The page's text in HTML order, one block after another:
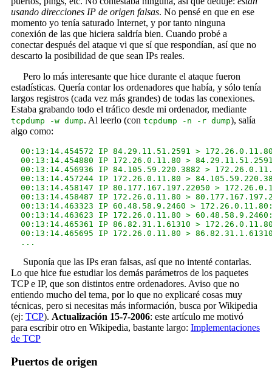
usando direcciones IP de origen falsas. No pensé en que en ese
momento yo tenía saturado Internet, y por tanto ninguna
conexión de las que hiciera saldría bien. Cuando probé a
conectar después del ataque vi que sí que respondían, así que no
descarto la posibilidad de que sean IPs reales.
Pero lo más interesante que hice durante el ataque fueron
estadísticas. Quería contar los ordenadores que había, y sólo tenía
largos registros (cada vez más grandes) de todas las conexiones.
Estaba grabando todo el tráfico desde mi ordenador, mediante
tcpdump -w dump. Al leerlo (con tcpdump -n -r dump), salía
algo como:
00:13:14.454572 IP 84.29.11.51.2591 >
00:13:14.454880 IP 172.26.0.11.80 >
00:13:14.456936 IP 84.105.59.220.3882 >
00:13:14.457244 IP 172.26.0.11.80 >
00:13:14.458147 IP 80.177.167.197.22050 >
00:13:14.458487 IP 172.26.0.11.80 >
00:13:14.463323 IP 60.48.58.9.2460 >
00:13:14.463623 IP 172.26.0.11.80 >
00:13:14.465361 IP 86.82.31.1.61310 >
00:13:14.465695 IP 172.26.0.11.80 >
Suponía que las IPs eran falsas, así que no intenté contarlas.
Lo que hice fue estudiar los demás parámetros de los paquetes
TCP e IP, que son distintos entre ordenadores. Aviso que no
entiendo mucho del tema, por lo que no explicaré cosas muy
técnicas, pero si necesitas más información, busca por Wikipedia
(ej: TCP). Actualización 15-7-2006: este artículo me motivó
para escribir otro en Wikipedia, bastante largo: Implementaciones
de TCP
Puertos de origen